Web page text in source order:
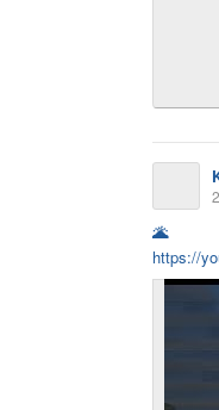
🌋
https://